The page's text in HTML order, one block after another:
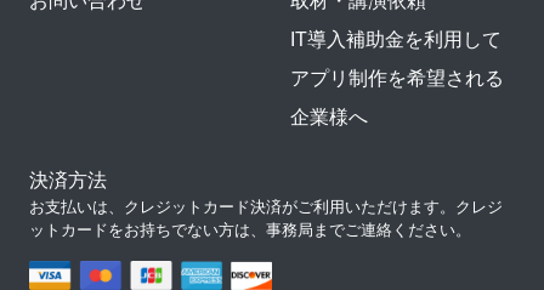
IT導入補助金を利用して
アプリ制作を希望される
企業様へ
決済方法
お支払いは、クレジットカード決済がご利用いただけます。クレジ
ットカードをお持ちでない方は、事務局までご連絡ください。